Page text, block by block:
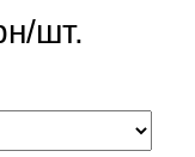
шт.